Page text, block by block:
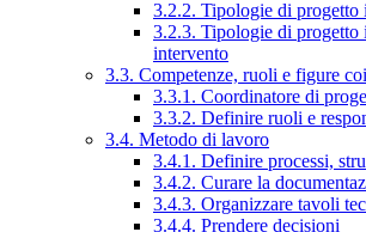
3.2.2. Tipologie di progetto
3.2.3. Tipologie di progetto
intervento
3.3. Competenze, ruoli e figure
3.3.1. Coordinatore di
3.3.2. Definire ruoli e
3.4. Metodo di lavoro
3.4.1. Definire processi,
3.4.2. Curare la
3.4.3. Organizzare tavoli
3.4.4. Prendere decisioni